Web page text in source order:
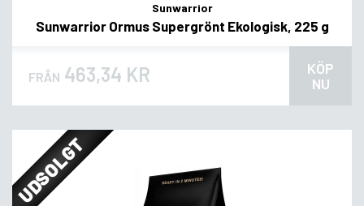
Sunwarrior
Sunwarrior Ormus Supergrönt Ekologisk, 225 g
FRÅN 463,34 KR
KÖP
NU
UDSOLGT